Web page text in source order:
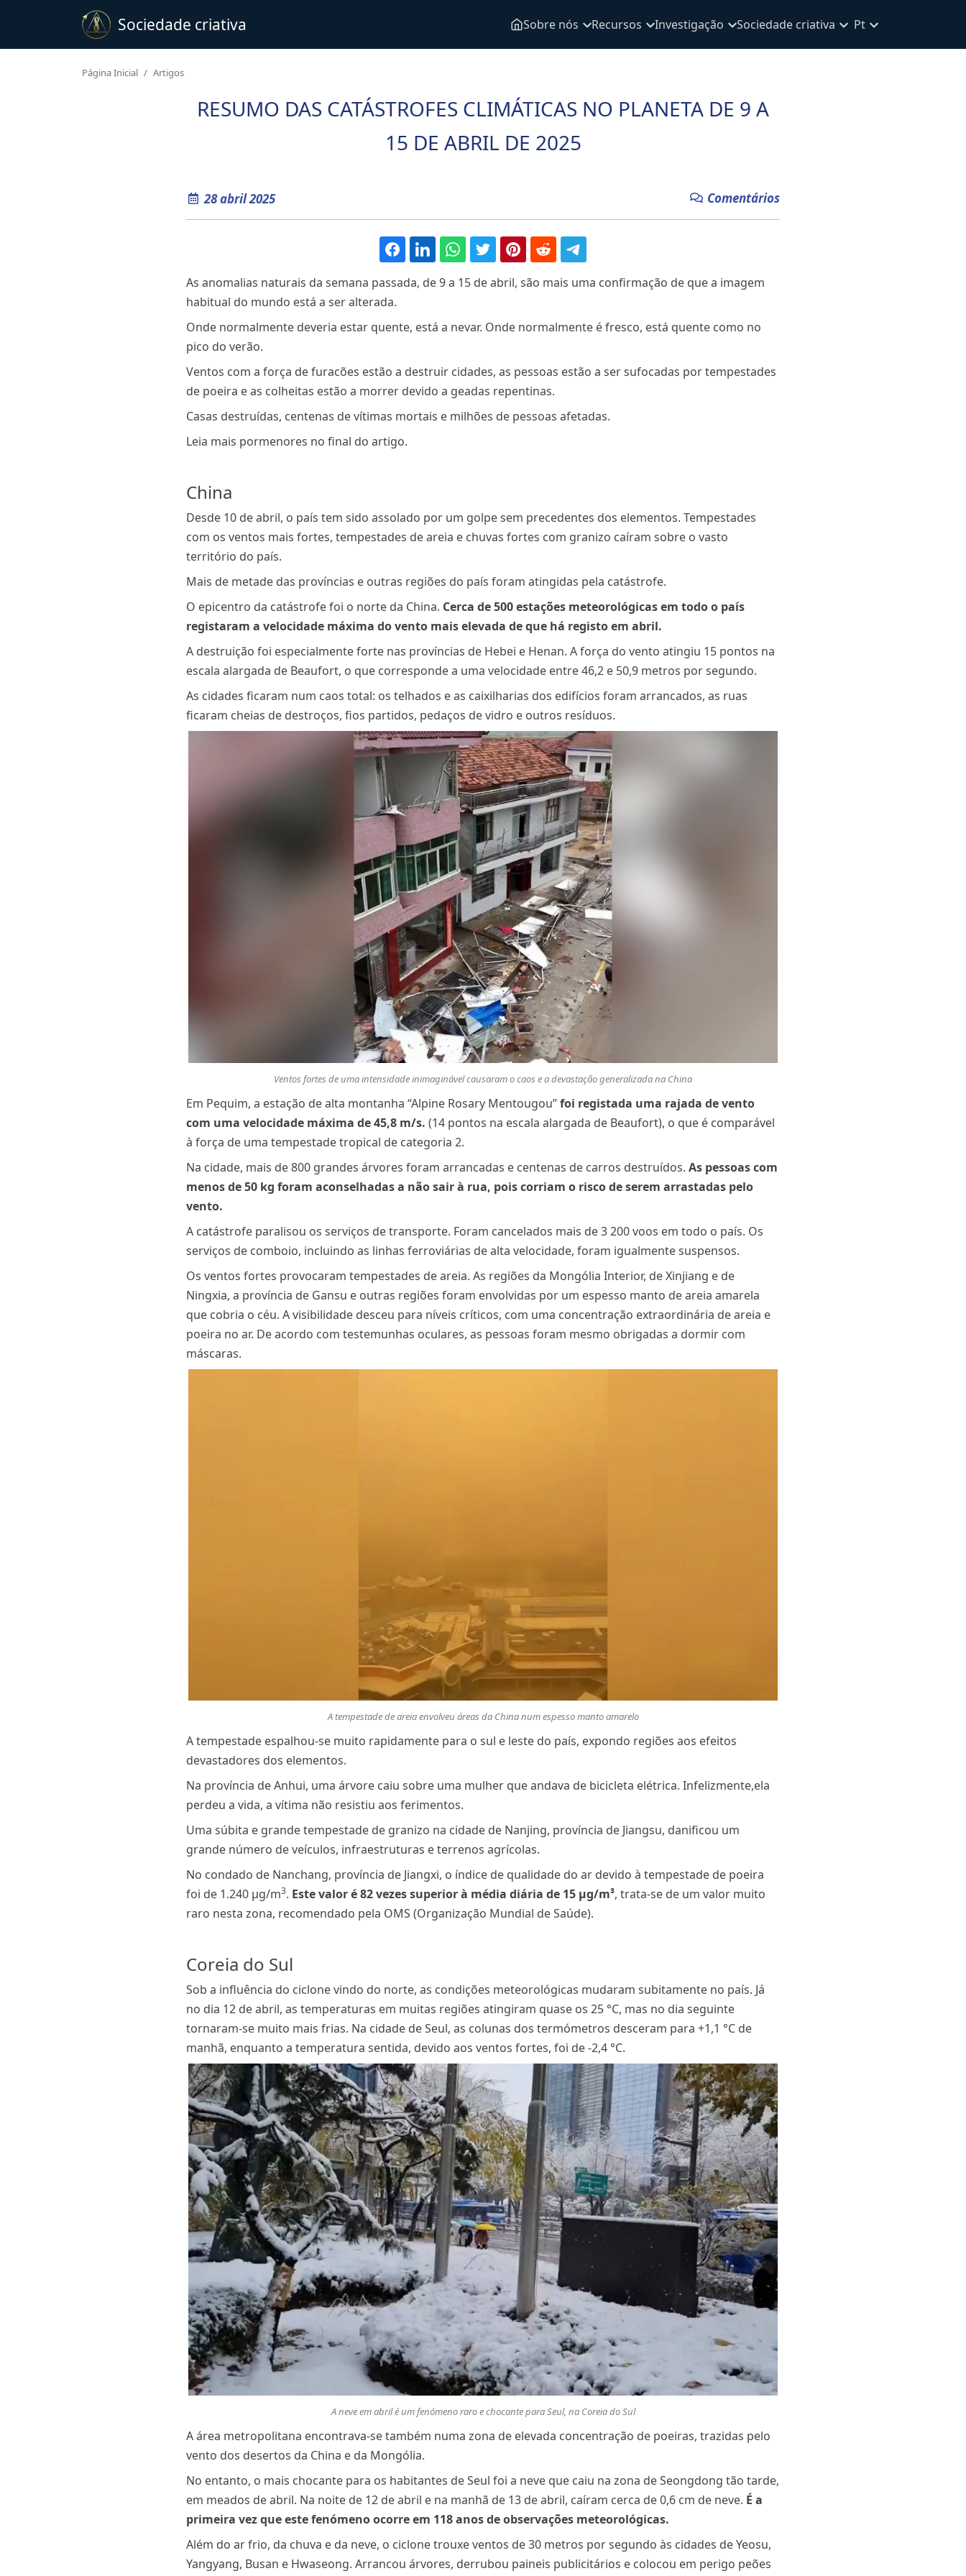
Sociedade criativa Sobre nós Recursos Investigação Sociedade criativa Pt
Página Inicial Artigos
RESUMO DAS CATÁSTROFES CLIMÁTICAS NO PLANETA DE 9 A
15 DE ABRIL DE 2025
28 abril 2025 Comentários
As anomalias naturais da semana passada, de 9 a 15 de abril, são mais uma confirmação de que a imagem
habitual do mundo está a ser alterada.
Onde normalmente deveria estar quente, está a nevar. Onde normalmente é fresco, está quente como no
pico do verão.
Ventos com a força de furacões estão a destruir cidades, as pessoas estão a ser sufocadas por tempestades
de poeira e as colheitas estão a morrer devido a geadas repentinas.
Casas destruídas, centenas de vítimas mortais e milhões de pessoas afetadas.
Leia mais pormenores no final do artigo.
China
Desde 10 de abril, o país tem sido assolado por um golpe sem precedentes dos elementos. Tempestades
com os ventos mais fortes, tempestades de areia e chuvas fortes com granizo caíram sobre o vasto
território do país.
Mais de metade das províncias e outras regiões do país foram atingidas pela catástrofe.
O epicentro da catástrofe foi o norte da China. Cerca de 500 estações meteorológicas em todo o país
registaram a velocidade máxima do vento mais elevada de que há registo em abril.
A destruição foi especialmente forte nas províncias de Hebei e Henan. A força do vento atingiu 15 pontos na
escala alargada de Beaufort, o que corresponde a uma velocidade entre 46,2 e 50,9 metros por segundo.
As cidades ficaram num caos total: os telhados e as caixilharias dos edifícios foram arrancados, as ruas
ficaram cheias de destroços, fios partidos, pedaços de vidro e outros resíduos.
Ventos fortes de uma intensidade inimaginável causaram o caos e a devastação generalizada na China
Em Pequim, a estação de alta montanha “Alpine Rosary Mentougou”foi registada uma rajada de vento
com uma velocidade máxima de 45,8 m/s. (14 pontos na escala alargada de Beaufort), o que é comparável
à força de uma tempestade tropical de categoria 2.
Na cidade, mais de 800 grandes árvores foram arrancadas e centenas de carros destruídos. As pessoas com
menos de 50 kg foram aconselhadas a não sair à rua, pois corriam o risco de serem arrastadas pelo
vento.
A catástrofe paralisou os serviços de transporte. Foram cancelados mais de 3 200 voos em todo o país. Os
serviços de comboio, incluindo as linhas ferroviárias de alta velocidade, foram igualmente suspensos.
Os ventos fortes provocaram tempestades de areia. As regiões da Mongólia Interior, de Xinjiang e de
Ningxia, a província de Gansu e outras regiões foram envolvidas por um espesso manto de areia amarela
que cobria o céu. A visibilidade desceu para níveis críticos, com uma concentração extraordinária de areia e
poeira no ar. De acordo com testemunhas oculares, as pessoas foram mesmo obrigadas a dormir com
máscaras.
A tempestade de areia envolveu áreas da China num espesso manto amarelo
A tempestade espalhou-se muito rapidamente para o sul e leste do país, expondo regiões aos efeitos
devastadores dos elementos.
Na província de Anhui, uma árvore caiu sobre uma mulher que andava de bicicleta elétrica. Infelizmente,ela
perdeu a vida, a vítima não resistiu aos ferimentos.
Uma súbita e grande tempestade de granizo na cidade de Nanjing, província de Jiangsu, danificou um
grande número de veículos, infraestruturas e terrenos agrícolas.
No condado de Nanchang, província de Jiangxi, o índice de qualidade do ar devido à tempestade de poeira
foi de 1.240 µg/m3. Este valor é 82 vezes superior à média diária de 15 µg/m³, trata-se de um valor muito
raro nesta zona, recomendado pela OMS (Organização Mundial de Saúde).
Coreia do Sul
Sob a influência do ciclone vindo do norte, as condições meteorológicas mudaram subitamente no país. Já
no dia 12 de abril, as temperaturas em muitas regiões atingiram quase os 25 °C, mas no dia seguinte
tornaram-se muito mais frias. Na cidade de Seul, as colunas dos termómetros desceram para +1,1 °C de
manhã, enquanto a temperatura sentida, devido aos ventos fortes, foi de -2,4 °C.
A neve em abril é um fenómeno raro e chocante para Seul, na Coreia do Sul
A área metropolitana encontrava-se também numa zona de elevada concentração de poeiras, trazidas pelo
vento dos desertos da China e da Mongólia.
No entanto, o mais chocante para os habitantes de Seul foi a neve que caiu na zona de Seongdong tão tarde,
em meados de abril. Na noite de 12 de abril e na manhã de 13 de abril, caíram cerca de 0,6 cm de neve. É a
primeira vez que este fenómeno ocorre em 118 anos de observações meteorológicas.
Além do ar frio, da chuva e da neve, o ciclone trouxe ventos de 30 metros por segundo às cidades de Yeosu,
Yangyang, Busan e Hwaseong. Arrancou árvores, derrubou paineis publicitários e colocou em perigo peões